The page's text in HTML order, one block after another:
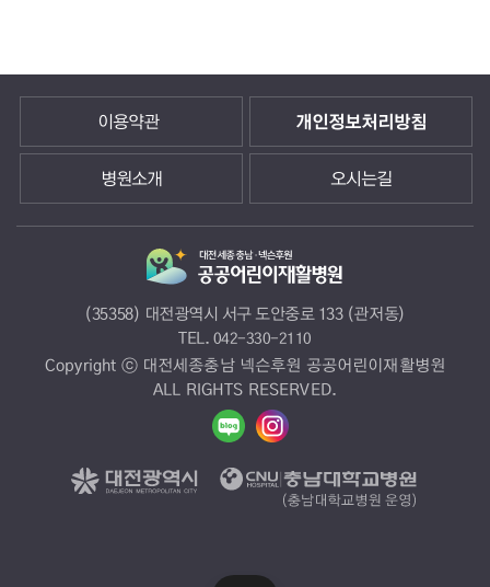
이용약관 개인정보처리방침
병원소개 오시는길
(35358) 대전광역시 서구 도안중로 133 (관저동)
TEL. 042-330-2110
Copyright ⓒ 대전세종충남 넥슨후원 공공어린이재활병원
ALL RIGHTS RESERVED.